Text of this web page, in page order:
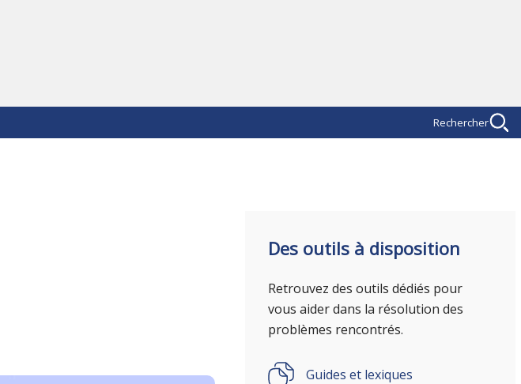
Rechercher
Des outils à disposition
Retrouvez des outils dédiés pour
vous aider dans la résolution des
problèmes rencontrés.
Guides et lexiques